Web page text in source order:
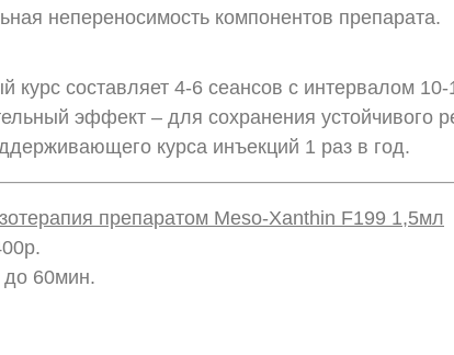
непереносимость компонентов препарата.
курс составляет 4-6 сеансов с интервалом
эффект – для сохранения устойчивого
курса инъекций 1 раз в год.
препаратом Meso-Xanthin F199 1,5мл
до 60мин.